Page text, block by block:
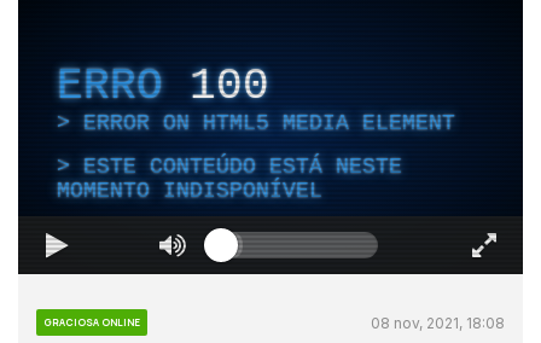
ERRO 100
ERROR ON HTML5 MEDIA ELEMENT
ESTE CONTEÚDO ESTÁ NESTE
MOMENTO INDISPONÍVEL
GRACIOSA ONLINE 08 nov, 2021, 18:08